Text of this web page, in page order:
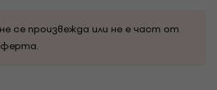
се произвежда или не е част от